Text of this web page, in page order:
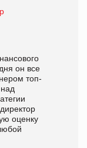
он все
топ-
оценку